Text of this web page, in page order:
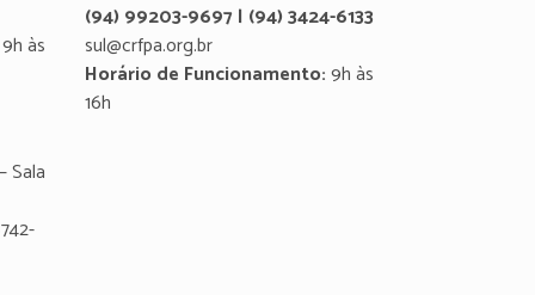
às
Sala
(94) 99203-9697 | (94) 3424-6133
sul@crfpa.org.br
Horário de Funcionamento:9h às
16h